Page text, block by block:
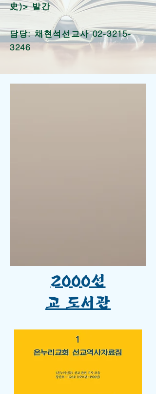
史)> 발간
​담당: 채현석선교사02-3215-
3246
2000선
교 도서관